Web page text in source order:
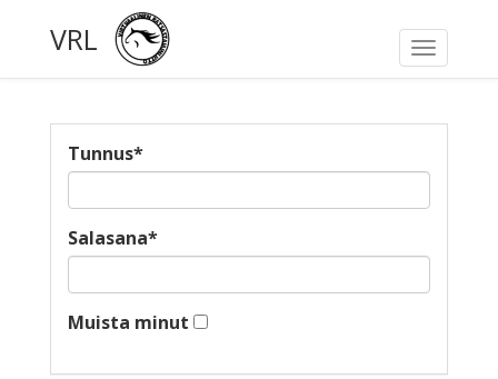
Toggle
VRL
Tunnus*
Salasana*
Muista minut